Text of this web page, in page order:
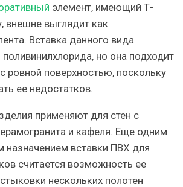
элемент, имеющий Т-
внешне выглядит как
Вставка данного вида
поливинилхлорида, но она подходит
ровной поверхностью, поскольку
ее недостатков.
применяют для стен с
и кафеля. Еще одним
назначением вставки ПВХ для
считается возможность ее
нескольких полотен